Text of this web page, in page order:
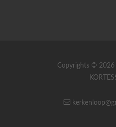
Copyrights © 2026